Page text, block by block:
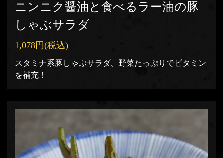
ニンニク醤油と食べるラー油の豚
しゃぶサラダ
1,078円(税込)
スタミナ系豚しゃぶサラダ、野菜たっぷりでビタミン
を補充！